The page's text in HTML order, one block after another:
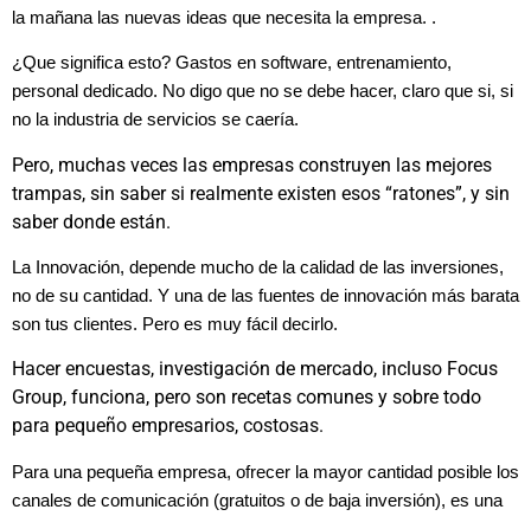
la mañana las nuevas ideas que necesita la empresa. .
¿Que significa esto? Gastos en software, entrenamiento,
personal dedicado. No digo que no se debe hacer, claro que si, si
no la industria de servicios se caería.
Pero, muchas veces las empresas construyen las mejores
trampas, sin saber si realmente existen esos “ratones”, y sin
saber donde están.
La Innovación, depende mucho de la calidad de las inversiones,
no de su cantidad. Y una de las fuentes de innovación más barata
son tus clientes. Pero es muy fácil decirlo.
Hacer encuestas, investigación de mercado, incluso Focus
Group, funciona, pero son recetas comunes y sobre todo
para pequeño empresarios, costosas.
Para una pequeña empresa, ofrecer la mayor cantidad posible los
canales de comunicación (gratuitos o de baja inversión), es una